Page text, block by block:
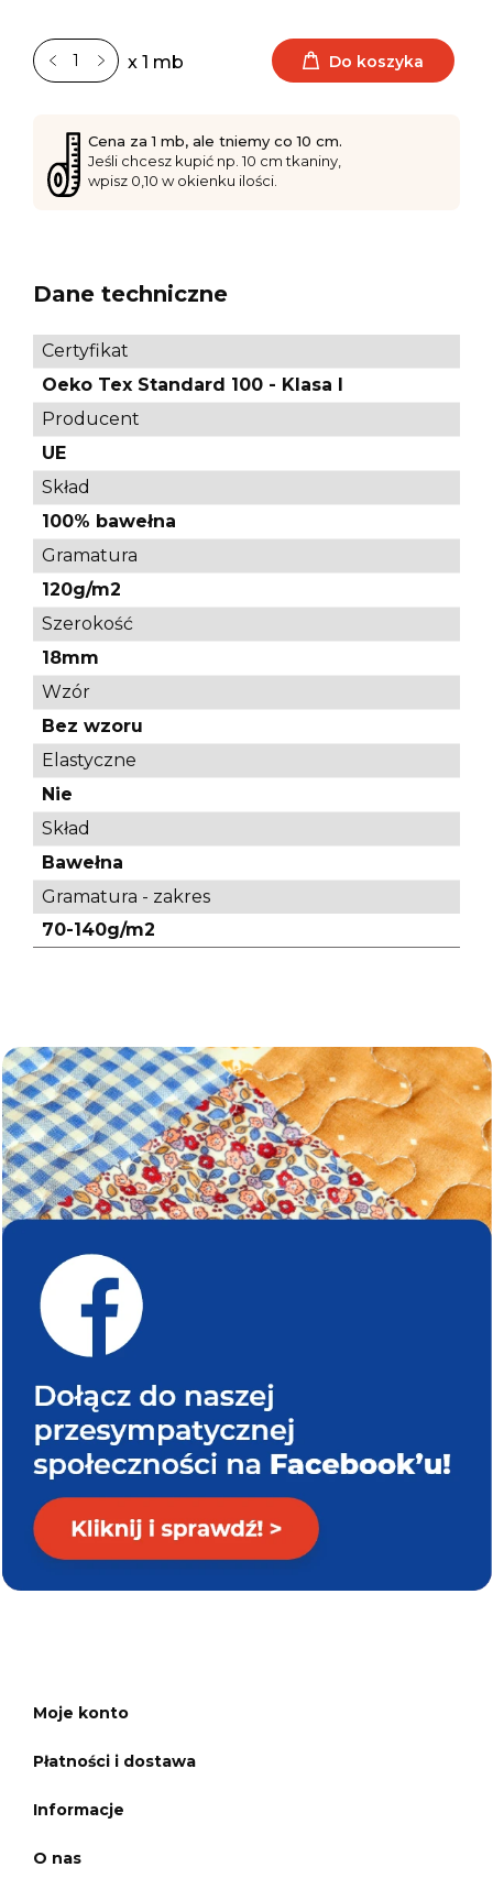
x 1 mb Do koszyka
Cena za 1 mb, ale tniemy co 10 cm.
Jeśli chcesz kupić np. 10 cm tkaniny,
wpisz 0,10 w okienku ilości.
Dane techniczne
Certyfikat
Oeko Tex Standard 100 - Klasa I
Producent
UE
Skład
100% bawełna
Gramatura
120g/m2
Szerokość
18mm
Wzór
Bez wzoru
Elastyczne
Nie
Skład
Bawełna
Gramatura - zakres
70-140g/m2
Moje konto
Płatności i dostawa
Informacje
O nas